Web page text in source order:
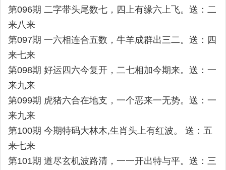
第096期 二字带头尾数七，四上有缘六上飞。送：二
来八来
第097期 一六相连合五数，牛羊成群出三二。送：四
来七来
第098期 好运四六今复开，二七相加今期来。送：一
来九来
第099期 虎猪六合在地支，一个恶来一无势。送：一
来九来
第100期 今期特码大林木,生肖头上有红波。 送：五
来七来
第101期 道尽玄机波路清，一一开出特与平。送：三